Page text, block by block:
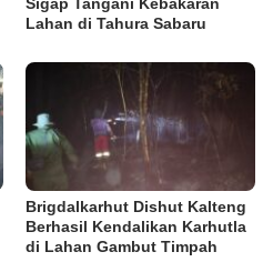
Lahan di Tahura Sabaru
Brigdalkarhut Dishut Kalteng
Berhasil Kendalikan Karhutla
di Lahan Gambut Timpah